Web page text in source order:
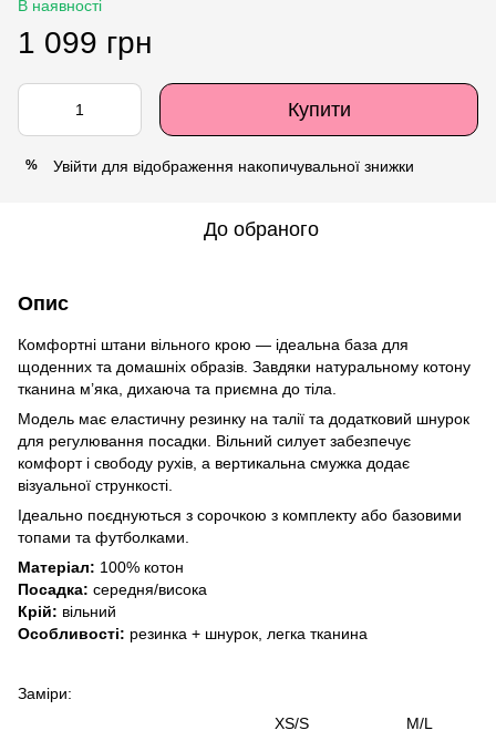
В наявності
1 099 грн
Купити
% Увійти для відображення накопичувальної знижки
До обраного
Опис
Комфортні штани вільного крою — ідеальна база для
щоденних та домашніх образів. Завдяки натуральному котону
тканина м’яка, дихаюча та приємна до тіла.
Модель має еластичну резинку на талії та додатковий шнурок
для регулювання посадки. Вільний силует забезпечує
комфорт і свободу рухів, а вертикальна смужка додає
візуальної стрункості.
Ідеально поєднуються з сорочкою з комплекту або базовими
топами та футболками.
Матеріал: 100% котон
Посадка: середня/висока
Крій: вільний
Особливості: резинка + шнурок, легка тканина
Заміри:
XS/S M/L